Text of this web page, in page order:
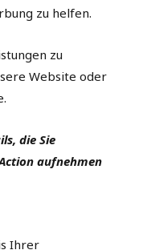
zu helfen.
zu
Website oder
die Sie
aufnehmen
Ihrer